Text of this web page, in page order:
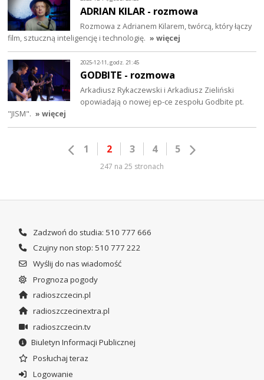
ADRIAN KILAR - rozmowa
Rozmowa z Adrianem Kilarem, twórcą, który łączy
film, sztuczną inteligencję i technologię. » więcej
2025-12-11, godz. 21:45
GODBITE - rozmowa
Arkadiusz Rykaczewski i Arkadiusz Zieliński
opowiadają o nowej ep-ce zespołu Godbite pt.
"JISM". » więcej
1 2 3 4 5
247 na 25 stronach
Zadzwoń do studia: 510 777 666
Czujny non stop: 510 777 222
Wyślij do nas wiadomość
Prognoza pogody
radioszczecin.pl
radioszczecinextra.pl
radioszczecin.tv
Biuletyn Informacji Publicznej
Posłuchaj teraz
Logowanie